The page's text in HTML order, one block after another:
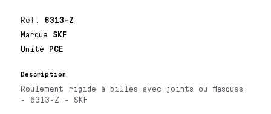
Ref.6313-Z
Marque SKF
Unité PCE
Description
Roulement rigide à billes avec joints ou flasques
- 6313-Z - SKF